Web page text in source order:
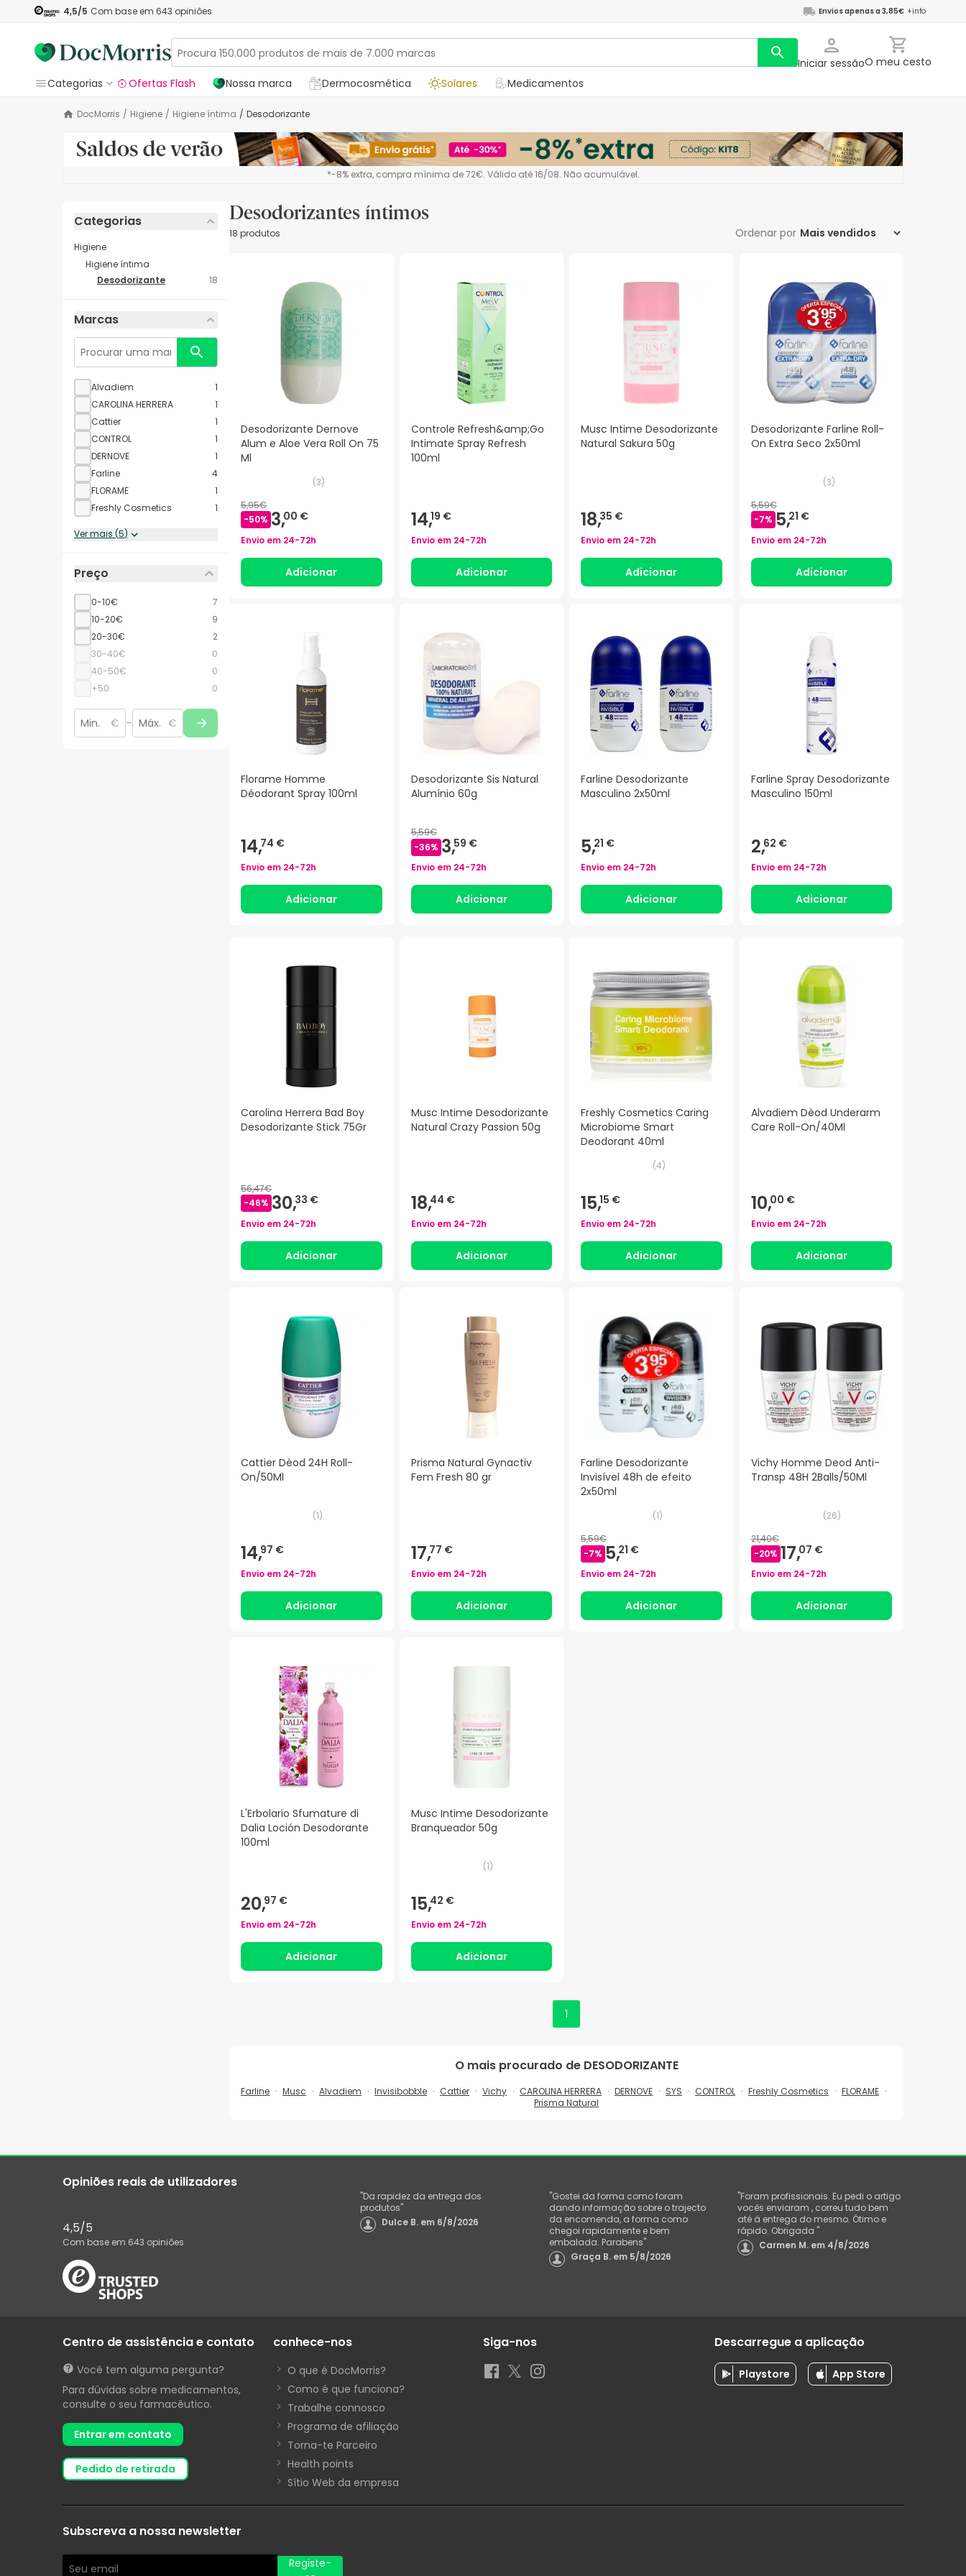
4,5/5 Com base em 643 opiniões Envios apenas a 3,85€ +info
Iniciar sessãoO meu cesto
Categorias
Ofertas Flash Nossa marca Dermocosmética Solares Medicamentos
DocMorris / Higiene / Higiene íntima / Desodorizante
*-8% extra, compra mínima de 72€. Válido até 16/08. Não acumulável.
Categorias
Higiene
Higiene íntima
Desodorizante
18
Marcas
Alvadiem
1
CAROLINA HERRERA
1
Cattier
1
CONTROL
1
DERNOVE
1
Farline
4
FLORAME
1
Freshly Cosmetics
1
Ver mais (5)
Preço
0-10€
7
10-20€
9
20-30€
2
30-40€
0
40-50€
0
+50
0
€ – €
Desodorizantes íntimos
18 produtos Ordenar por
Desodorizante Dernove
Alum e Aloe Vera Roll On 75
Ml
(3)
5,95€
-50% 3,00 €
Envio em 24-72h
Adicionar
Controle Refresh&amp;Go
Intimate Spray Refresh
100ml
14,19 €
Envio em 24-72h
Adicionar
Musc Intime Desodorizante
Natural Sakura 50g
18,35 €
Envio em 24-72h
Adicionar
Desodorizante Farline Roll-
On Extra Seco 2x50ml
(3)
5,59€
-7% 5,21 €
Envio em 24-72h
Adicionar
Florame Homme
Déodorant Spray 100ml
14,74 €
Envio em 24-72h
Adicionar
Desodorizante Sis Natural
Alumínio 60g
5,59€
-36% 3,59 €
Envio em 24-72h
Adicionar
Farline Desodorizante
Masculino 2x50ml
5,21 €
Envio em 24-72h
Adicionar
Farline Spray Desodorizante
Masculino 150ml
2,62 €
Envio em 24-72h
Adicionar
Carolina Herrera Bad Boy
Desodorizante Stick 75Gr
56,47€
-46% 30,33 €
Envio em 24-72h
Adicionar
Musc Intime Desodorizante
Natural Crazy Passion 50g
18,44 €
Envio em 24-72h
Adicionar
Freshly Cosmetics Caring
Microbiome Smart
Deodorant 40ml
(4)
15,15 €
Envio em 24-72h
Adicionar
Alvadiem Dèod Underarm
Care Roll-On/40Ml
10,00 €
Envio em 24-72h
Adicionar
Cattier Dèod 24H Roll-
On/50Ml
(1)
14,97 €
Envio em 24-72h
Adicionar
Prisma Natural Gynactiv
Fem Fresh 80 gr
17,77 €
Envio em 24-72h
Adicionar
Farline Desodorizante
Invisível 48h de efeito
2x50ml
(1)
5,59€
-7% 5,21 €
Envio em 24-72h
Adicionar
Vichy Homme Deod Anti-
Transp 48H 2Balls/50Ml
(26)
21,40€
-20% 17,07 €
Envio em 24-72h
Adicionar
L'Erbolario Sfumature di
Dalia Loción Desodorante
100ml
20,97 €
Envio em 24-72h
Adicionar
Musc Intime Desodorizante
Branqueador 50g
(1)
15,42 €
Envio em 24-72h
Adicionar
1
O mais procurado de DESODORIZANTE
Farline Musc Alvadiem Invisibobble Cattier Vichy CAROLINA HERRERA DERNOVE SYS CONTROL Freshly Cosmetics
FLORAME
Prisma Natural
Opiniões reais de utilizadores
4,5/5
Com base em 643 opiniões
"Da rapidez da entrega dos
produtos"
Dulce B. em 6/8/2026
"Gostei da forma como foram
dando informação sobre o trajecto
da encomenda, a forma como
chegoi rapidamente e bem
embalada. Parabens"
Graça B. em 5/8/2026
"Foram profissionais. Eu pedi o artigo
vocês enviaram , correu tudo bem
até á entrega do mesmo. Ótimo e
rápido. Obrigada "
Carmen M. em 4/8/2026
Centro de assistência e contato
Você tem alguma pergunta?
Para dúvidas sobre medicamentos,
consulte o seu farmacêutico.
Entrar em contato
pedido de retirada
conhece-nos
O que é DocMorris?
Como é que funciona?
Trabalhe connosco
Programa de afiliação
Torna-te Parceiro
Health points
Sítio Web da empresa
Siga-nos Descarregue a aplicação
Playstore App Store
Subscreva a nossa newsletter
Registe-